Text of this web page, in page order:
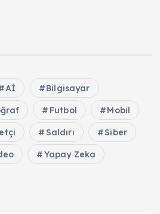
Aİ Bilgisayar
Futbol Mobil
Saldırı Siber
Yapay Zeka